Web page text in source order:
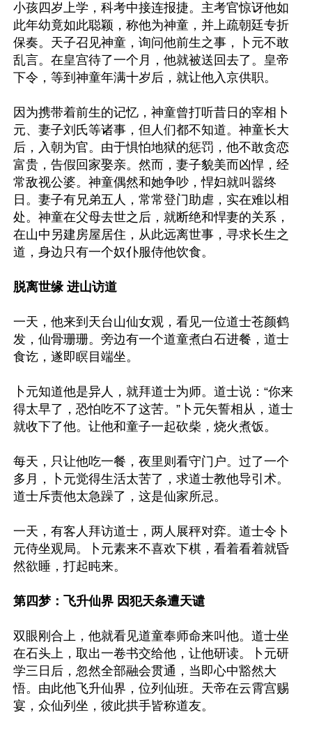
小孩四岁上学，科考中接连报捷。主考官惊讶他如
此年幼竟如此聪颖，称他为神童，并上疏朝廷专折
保奏。天子召见神童，询问他前生之事，卜元不敢
乱言。在皇宫待了一个月，他就被送回去了。皇帝
下令，等到神童年满十岁后，就让他入京供职。
因为携带着前生的记忆，神童曾打听昔日的宰相卜
元、妻子刘氏等诸事，但人们都不知道。神童长大
后，入朝为官。由于惧怕地狱的惩罚，他不敢贪恋
富贵，告假回家娶亲。然而，妻子貌美而凶悍，经
常敌视公婆。神童偶然和她争吵，悍妇就叫嚣终
日。妻子有兄弟五人，常常登门助虐，实在难以相
处。神童在父母去世之后，就断绝和悍妻的关系，
在山中另建房屋居住，从此远离世事，寻求长生之
道，身边只有一个奴仆服侍他饮食。
脱离世缘 进山访道
一天，他来到天台山仙女观，看见一位道士苍颜鹤
发，仙骨珊珊。旁边有一个道童煮白石进餐，道士
食讫，遂即瞑目端坐。
卜元知道他是异人，就拜道士为师。道士说：“你来
得太早了，恐怕吃不了这苦。”卜元矢誓相从，道士
就收下了他。让他和童子一起砍柴，烧火煮饭。
每天，只让他吃一餐，夜里则看守门户。过了一个
多月，卜元觉得生活太苦了，求道士教他导引术。
道士斥责他太急躁了，这是仙家所忌。
一天，有客人拜访道士，两人展秤对弈。道士令卜
元侍坐观局。卜元素来不喜欢下棋，看着看着就昏
然欲睡，打起盹来。
第四梦：飞升仙界 因犯天条遭天谴
双眼刚合上，他就看见道童奉师命来叫他。道士坐
在石头上，取出一卷书交给他，让他研读。卜元研
学三日后，忽然全部融会贯通，当即心中豁然大
悟。由此他飞升仙界，位列仙班。天帝在云霄宫赐
宴，众仙列坐，彼此拱手皆称道友。